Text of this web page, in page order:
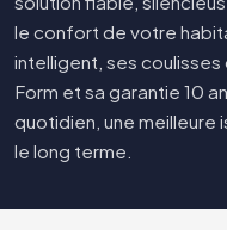
le confort de votre
intelligent, ses
Form et sa garantie 10
quotidien, une meilleure
le long terme.